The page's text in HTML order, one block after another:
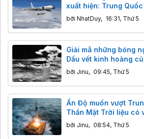
xuất hiện: Trung
điệp gì tới các nhóm
bởi NhatDuy, 16:31, Thứ 5
Giải mã những bóng
Dấu vết kinh hoàng
độ C
bởi Jinu, 09:45, Thứ 5
Ấn Độ muốn vượt
Thần Mặt Trời liệu có
bởi Jinu, 08:54, Thứ 5